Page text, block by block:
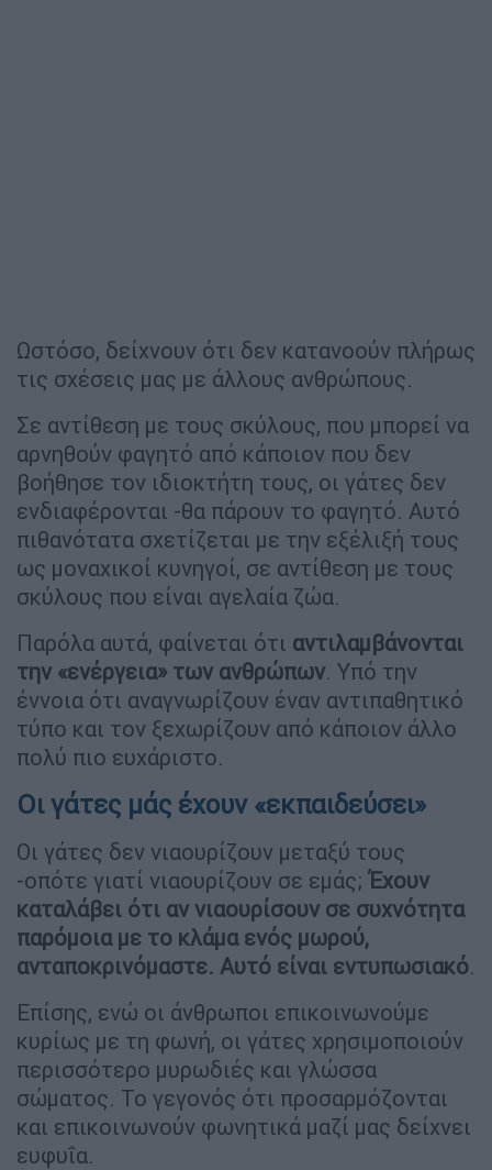
Ωστόσο, δείχνουν ότι δεν κατανοούν πλήρως
τις σχέσεις μας με άλλους ανθρώπους.
Σε αντίθεση με τους σκύλους, που μπορεί να
αρνηθούν φαγητό από κάποιον που δεν
βοήθησε τον ιδιοκτήτη τους, οι γάτες δεν
ενδιαφέρονται -θα πάρουν το φαγητό. Αυτό
πιθανότατα σχετίζεται με την εξέλιξή τους
ως μοναχικοί κυνηγοί, σε αντίθεση με τους
σκύλους που είναι αγελαία ζώα.
Παρόλα αυτά, φαίνεται ότι αντιλαμβάνονται
την «ενέργεια» των ανθρώπων. Υπό την
έννοια ότι αναγνωρίζουν έναν αντιπαθητικό
τύπο και τον ξεχωρίζουν από κάποιον άλλο
πολύ πιο ευχάριστο.
Οι γάτες μάς έχουν «εκπαιδεύσει»
Οι γάτες δεν νιαουρίζουν μεταξύ τους
-οπότε γιατί νιαουρίζουν σε εμάς; Έχουν
καταλάβει ότι αν νιαουρίσουν σε συχνότητα
παρόμοια με το κλάμα ενός μωρού,
ανταποκρινόμαστε. Αυτό είναι εντυπωσιακό.
Επίσης, ενώ οι άνθρωποι επικοινωνούμε
κυρίως με τη φωνή, οι γάτες χρησιμοποιούν
περισσότερο μυρωδιές και γλώσσα
σώματος. Το γεγονός ότι προσαρμόζονται
και επικοινωνούν φωνητικά μαζί μας δείχνει
ευφυΐα.